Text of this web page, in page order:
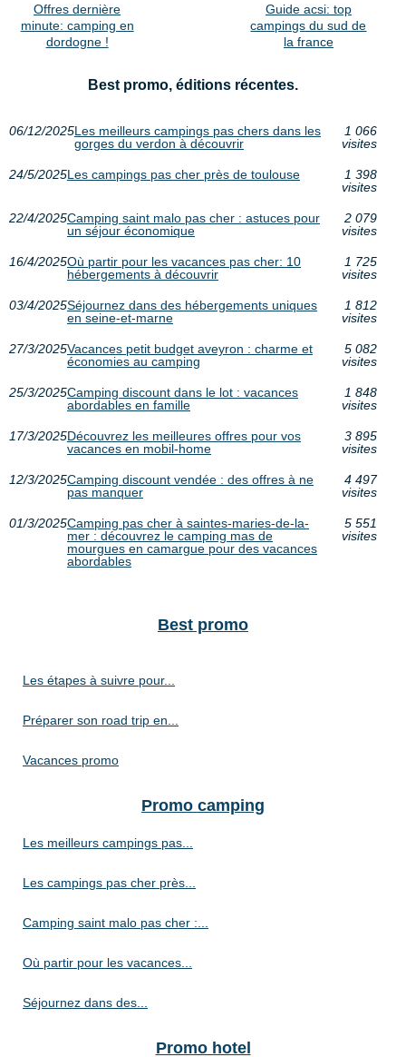
Offres dernière
minute: camping en
dordogne !
Guide acsi: top
campings du sud de
la france
Best promo, éditions récentes.
06/12/2025Les meilleurs campings pas chers dans les
gorges du verdon à découvrir
1 066
visites
24/5/2025Les campings pas cher près de toulouse
1 398
visites
22/4/2025Camping saint malo pas cher : astuces pour
un séjour économique
2 079
visites
16/4/2025Où partir pour les vacances pas cher: 10
hébergements à découvrir
1 725
visites
03/4/2025Séjournez dans des hébergements uniques
en seine-et-marne
1 812
visites
27/3/2025Vacances petit budget aveyron : charme et
économies au camping
5 082
visites
25/3/2025Camping discount dans le lot : vacances
abordables en famille
1 848
visites
17/3/2025Découvrez les meilleures offres pour vos
vacances en mobil-home
3 895
visites
12/3/2025Camping discount vendée : des offres à ne
pas manquer
4 497
visites
01/3/2025Camping pas cher à saintes-maries-de-la-
mer : découvrez le camping mas de
mourgues en camargue pour des vacances
abordables
5 551
visites
Best promo
Les étapes à suivre pour...
Préparer son road trip en...
Vacances promo
Promo camping
Les meilleurs campings pas...
Les campings pas cher près...
Camping saint malo pas cher :...
Où partir pour les vacances...
Séjournez dans des...
Promo hotel